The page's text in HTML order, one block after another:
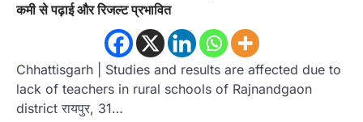
कमी से पढ़ाई और रिजल्ट प्रभावित
Chhattisgarh | Studies and results are affected due to
lack of teachers in rural schools of Rajnandgaon
district रायपुर, 31…